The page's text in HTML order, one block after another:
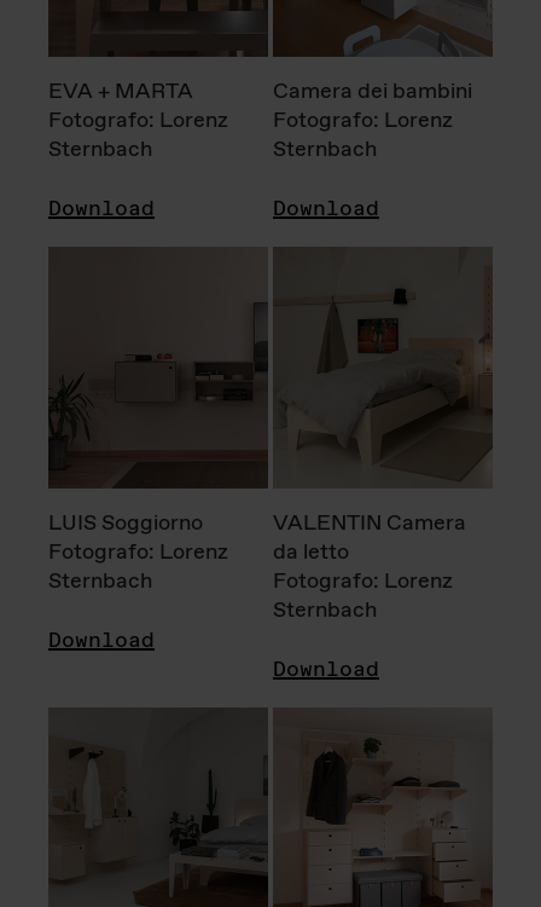
EVA + MARTA
Fotografo: Lorenz
Sternbach
Download
Camera dei bambini
Fotografo: Lorenz
Sternbach
Download
LUIS Soggiorno
Fotografo: Lorenz
Sternbach
Download
VALENTIN Camera
da letto
Fotografo: Lorenz
Sternbach
Download